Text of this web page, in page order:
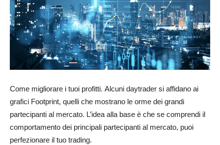
Come migliorare i tuoi profitti. Alcuni daytrader si affidano ai
grafici Footprint, quelli che mostrano le orme dei grandi
partecipanti al mercato. L’idea alla base è che se comprendi il
comportamento dei principali partecipanti al mercato, puoi
perfezionare il tuo trading.